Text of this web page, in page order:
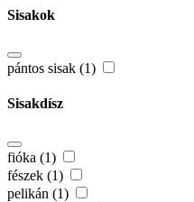
Sisakok
pántos sisak (1)
Sisakdísz
fióka (1)
fészek (1)
pelikán (1)